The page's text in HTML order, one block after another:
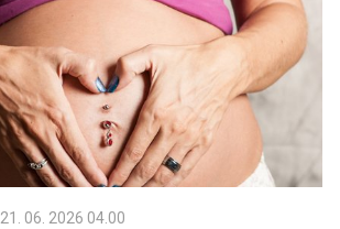
21. 06. 2026 04.00